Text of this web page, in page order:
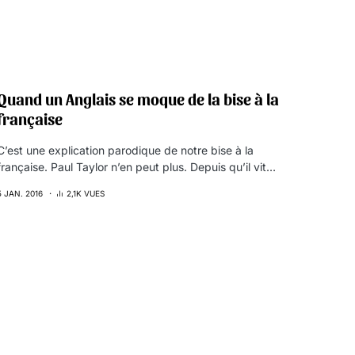
un Anglais se moque de la bise à la
une explication parodique de notre bise à la
Paul Taylor n’en peut plus. Depuis qu’il vit…
JAN. 2016 2,1K VUES